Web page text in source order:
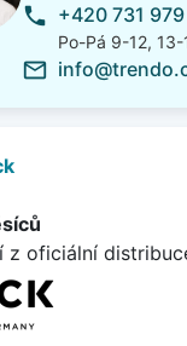
phone +420 731
Po-Pá 9-12, 13-
mail_outline
z oficiální